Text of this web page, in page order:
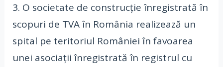
3. O societate de construcție înregistrată în
scopuri de TVA în România realizează un
spital pe teritoriul României în favoarea
unei asociații înregistrată în registrul cu